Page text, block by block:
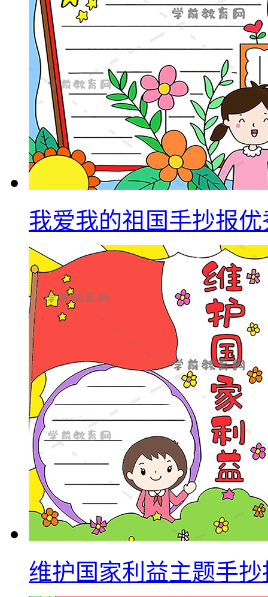
我爱我的祖国手抄报优
维护国家利益主题手抄